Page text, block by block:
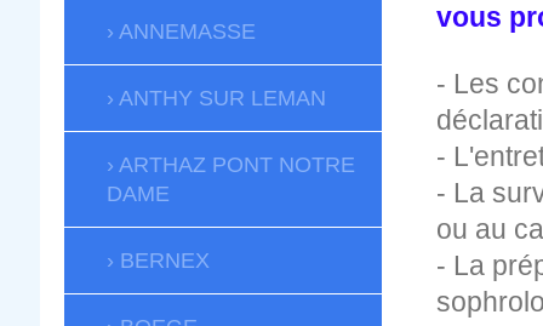
vous
- Les
-
- La
ou au
- La
ANNEMASSE
ANTHY SUR LEMAN
ARTHAZ PONT NOTRE
DAME
BERNEX